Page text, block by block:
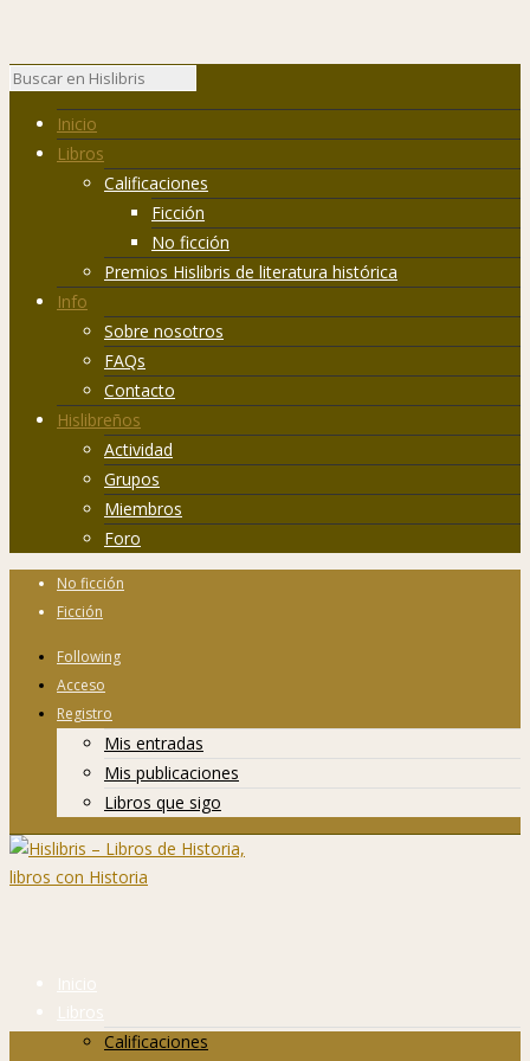
Inicio
Libros
Calificaciones
Ficción
No ficción
Premios Hislibris de literatura histórica
Info
Sobre nosotros
FAQs
Contacto
Hislibreños
Actividad
Grupos
Miembros
Foro
No ficción
Ficción
Following
Acceso
Registro
Mis entradas
Mis publicaciones
Libros que sigo
Inicio
Libros
Calificaciones